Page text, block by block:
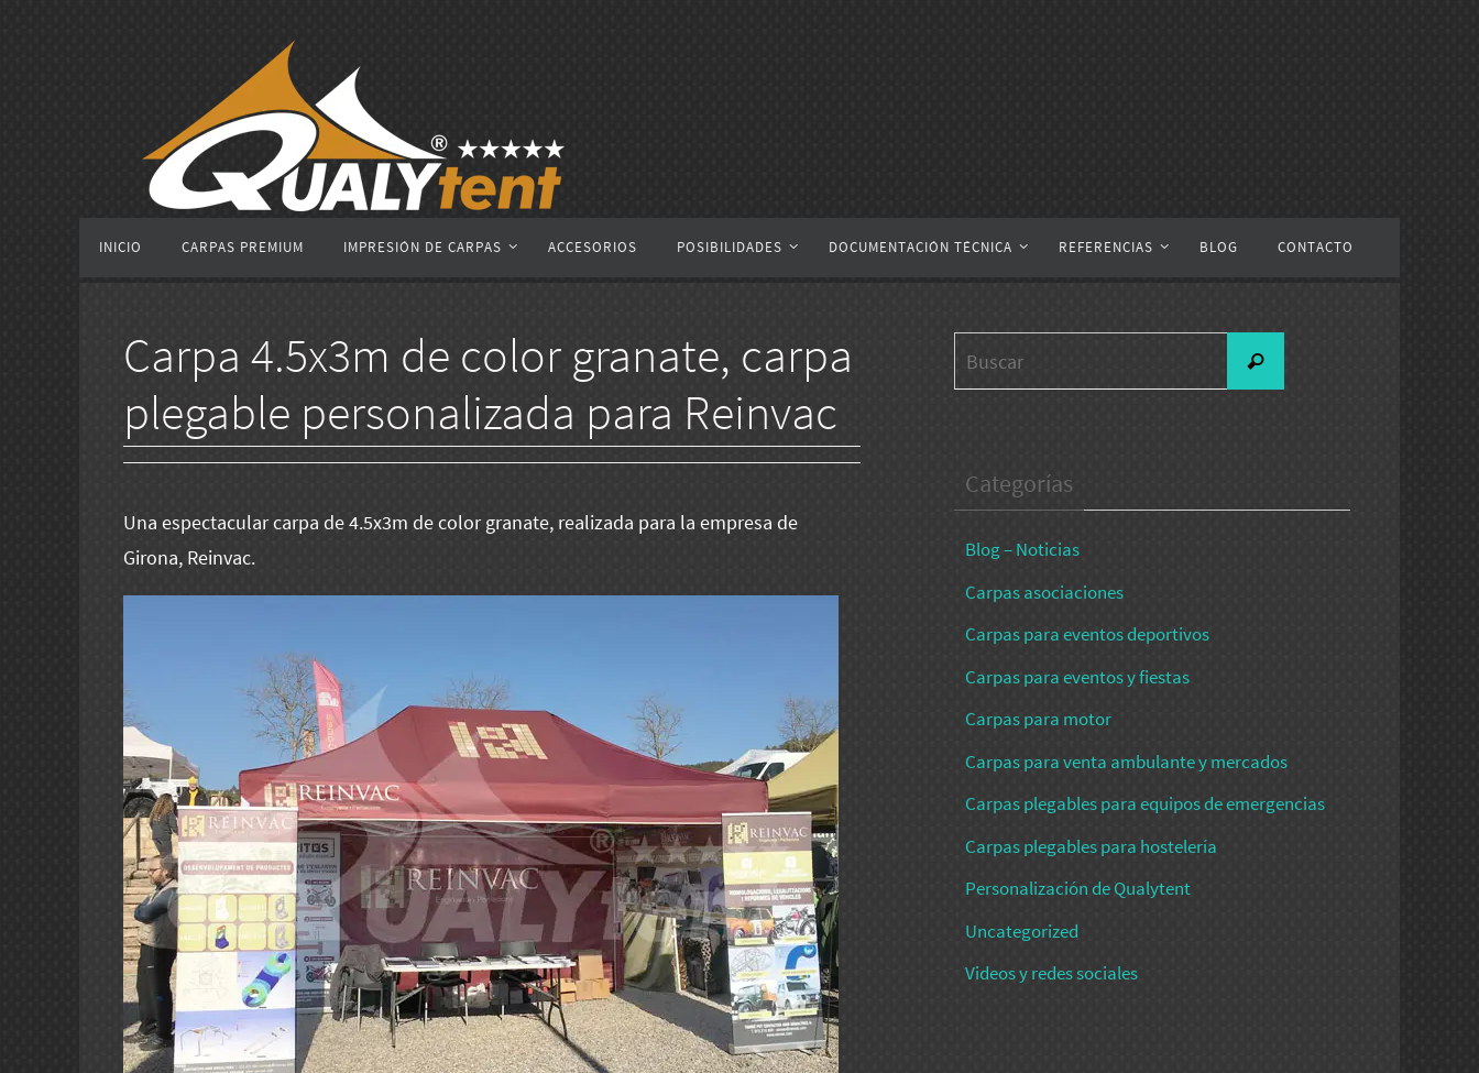
contenido
INICIO CARPAS PREMIUM IMPRESIÓN DE CARPAS ACCESORIOS POSIBILIDADES DOCUMENTACIÓN TÉCNICA REFERENCIAS BLOG CONTACTO
Carpa 4.5x3m de color granate, carpa
plegable personalizada para Reinvac
Una espectacular carpa de 4.5x3m de color granate, realizada para la empresa de
Girona, Reinvac.
Buscar
Categorías
Blog – Noticias
Carpas asociaciones
Carpas para eventos deportivos
Carpas para eventos y fiestas
Carpas para motor
Carpas para venta ambulante y mercados
Carpas plegables para equipos de emergencias
Carpas plegables para hostelería
Personalización de Qualytent
Uncategorized
Videos y redes sociales